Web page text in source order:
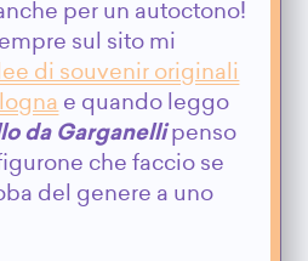
per un autoctono!
sul sito mi
di souvenir originali
e quando leggo
da Garganellipenso
che faccio se
del genere a uno